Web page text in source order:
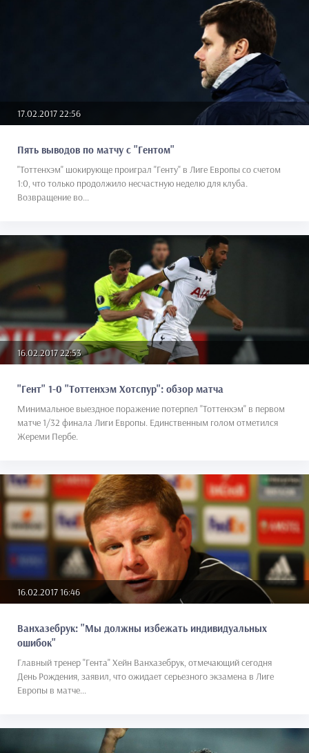
17.02.2017 22:56
Пять выводов по матчу с "Гентом"
"Тоттенхэм" шокирующе проиграл "Генту" в Лиге Европы со счетом
1:0, что только продолжило несчастную неделю для клуба.
Возвращение во...
16.02.2017 22:53
"Гент" 1-0 "Тоттенхэм Хотспур": обзор матча
Минимальное выездное поражение потерпел "Тоттенхэм" в первом
матче 1/32 финала Лиги Европы. Единственным голом отметился
Жереми Пербе.
16.02.2017 16:46
Ванхазебрук: "Мы должны избежать индивидуальных
ошибок"
Главный тренер "Гента" Хейн Ванхазебрук, отмечающий сегодня
День Рождения, заявил, что ожидает серьезного экзамена в Лиге
Европы в матче...